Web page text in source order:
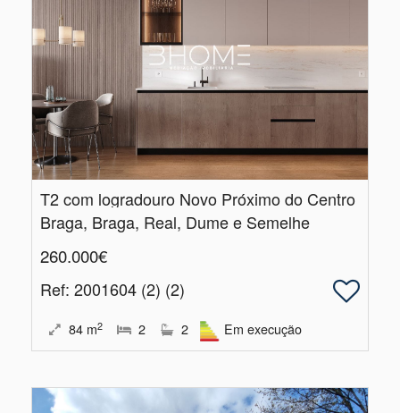
T2 com logradouro Novo Próximo do Centro
Braga, Braga, Real, Dume e Semelhe
260.000€
Ref: 2001604 (2) (2)
84 m2 2 2 Em execução